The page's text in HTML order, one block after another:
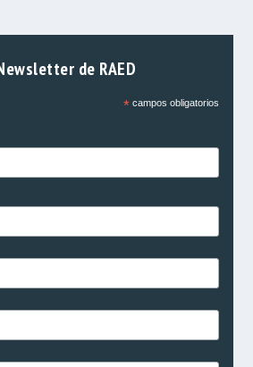
de RAED
*campos obligatorios